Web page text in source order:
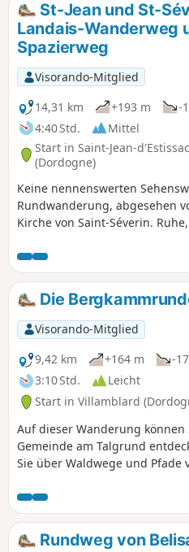
St-Jean und St-
Landais-Wanderweg
Spazierweg
Visorando-Mitglied
14,31 km
+193 m
-
4:40 Std.
Mittel
Start in Saint-Jean-d'Estissac
(Dordogne)
Keine nennenswerten
Rundwanderung, abgesehen
Kirche von Saint-Séverin.
kleinen Straßen und
weitläufigen Abschnitt. Der
beiden Dörfern ist
Tour abzukürzen.
Die
Visorando-Mitglied
9,42 km
+164 m
-
3:10 Std.
Leicht
Start in Villamblard
Auf dieser Wanderung können
Gemeinde am Talgrund
Sie über Waldwege und Pfade
dabei nur wenige Straßen
Wanderung ist für alle
Schwierigkeiten und gut mit
Markierungen gekennzeichnet.
Rundweg von